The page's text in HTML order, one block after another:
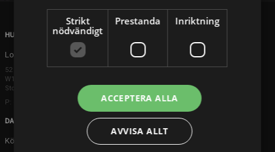
HUVUDKONTOR
London
52 Brook Street
W1K 5DS London
Storbritannien
P: +44 203 608 8181
DANMARK
Köpenhamn
Strikt
nödvändigt
Prestanda Inriktning
ACCEPTERA ALLA
AVVISA ALLT